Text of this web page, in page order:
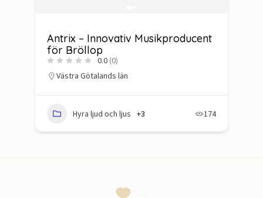
Antrix – Innovativ Musikproducent
för Bröllop
0.0 (0)
Västra Götalands län
Hyra ljud och ljus +3 174